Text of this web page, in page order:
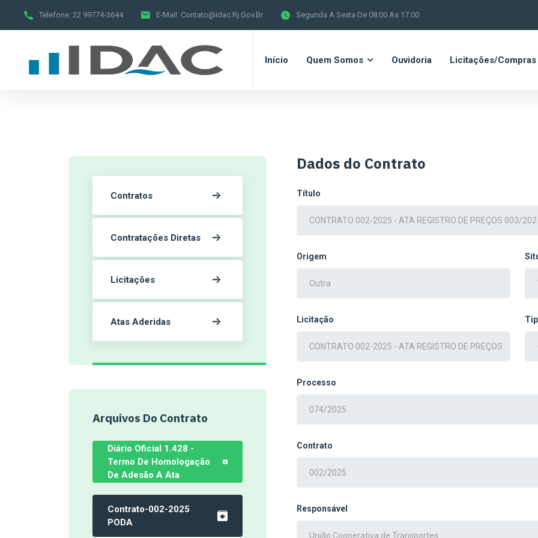
Telefone: 22 99774-3644 E-Mail: Contato@idac.rj.gov.br Segunda A Sexta De 08:00 As 17:00
Início Quem Somos Ouvidoria Licitações/Compras
Contratos
Contratações Diretas
Licitações
Atas Aderidas
Arquivos Do Contrato
Diário Oficial 1.428 -
Termo De Homologação
De Adesão A Ata
Contrato-002-2025
PODA
Dados do Contrato
Título
Origem
Licitação
Processo
Contrato
Responsável